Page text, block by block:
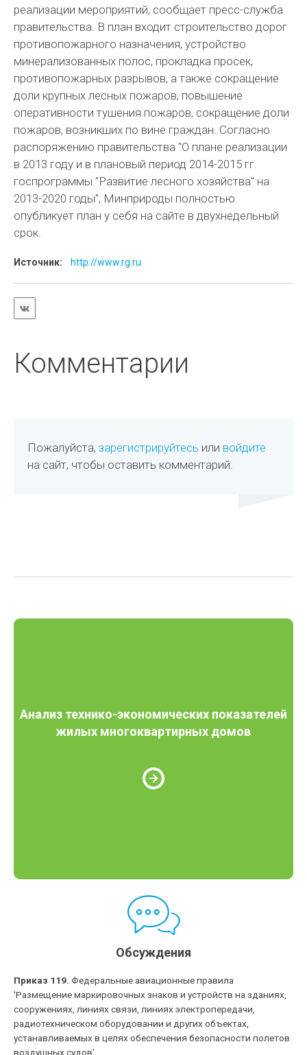
реализации мероприятий, сообщает пресс-служба
правительства. В план входит строительство дорог
противопожарного назначения, устройство
минерализованных полос, прокладка просек,
противопожарных разрывов, а также сокращение
доли крупных лесных пожаров, повышение
оперативности тушения пожаров, сокращение доли
пожаров, возникших по вине граждан. Согласно
распоряжению правительства "О плане реализации
в 2013 году и в плановый период 2014-2015 гг.
госпрограммы "Развитие лесного хозяйства" на
2013-2020 годы", Минприроды полностью
опубликует план у себя на сайте в двухнедельный
срок.
Источник: http://www.rg.ru
Комментарии
Пожалуйста,зарегистрируйтесь или войдите
на сайт, чтобы оставить комментарий.
Анализ технико-экономических показателей
жилых многоквартирных домов
Обсуждения
Приказ 119. Федеральные авиационные правила
'Размещение маркировочных знаков и устройств на зданиях,
сооружениях, линиях связи, линиях электропередачи,
радиотехническом оборудовании и других объектах,
устанавливаемых в целях обеспечения безопасности полетов
воздушных судов'